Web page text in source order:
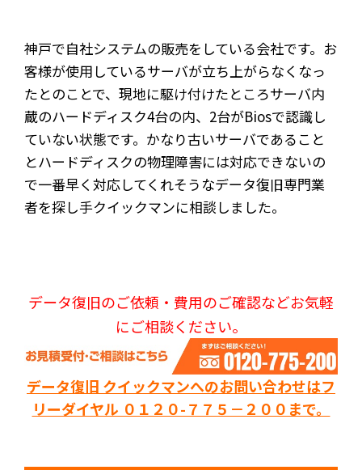
神戸で自社システムの販売をしている会社です。お
客様が使用しているサーバが立ち上がらなくなっ
たとのことで、現地に駆け付けたところサーバ内
蔵のハードディスク4台の内、2台がBiosで認識し
ていない状態です。かなり古いサーバであること
とハードディスクの物理障害には対応できないの
で一番早く対応してくれそうなデータ復旧専門業
者を探し手クイックマンに相談しました。
データ復旧のご依頼・費用のご確認などお気軽
にご相談ください。
データ復旧 クイックマンへのお問い合わせはフ
リーダイヤル ０１２０-７７５－２００まで。